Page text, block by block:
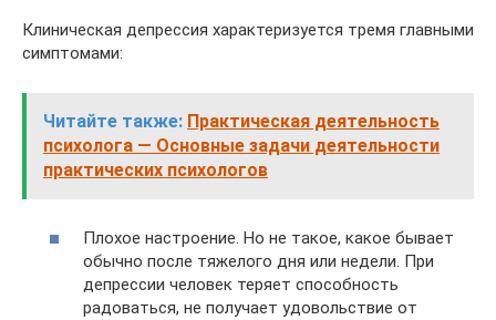
Клиническая депрессия характеризуется тремя главными
симптомами:
Читайте также: Практическая деятельность
психолога — Основные задачи деятельности
практических психологов
Плохое настроение. Но не такое, какое бывает
обычно после тяжелого дня или недели. При
депрессии человек теряет способность
радоваться, не получает удовольствие от